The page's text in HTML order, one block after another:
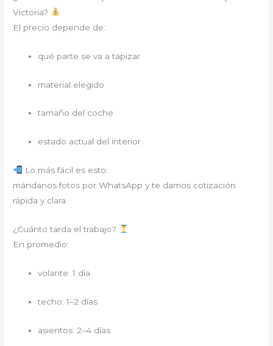
Victoria?
El precio depende de:
qué parte se va a tapizar
material elegido
tamaño del coche
estado actual del interior
Lo más fácil es esto:
mándanos fotos por WhatsApp y te damos cotización
rápida y clara.
¿Cuánto tarda el trabajo?
En promedio:
volante: 1 día
techo: 1–2 días
asientos: 2–4 días